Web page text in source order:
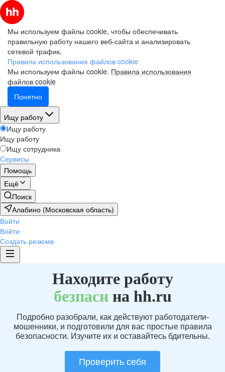
Мы используем файлы cookie, чтобы обеспечивать
правильную работу нашего веб-сайта и анализировать
сетевой трафик.
Правила использования файлов cookie
Мы используем файлы cookie. Правила использования
файлов cookie
Понятно
Ищу работу
Ищу работу
Ищу работу
Ищу сотрудника
Сервисы
Помощь
Ещё
Поиск
Алабино (Московская область)
Войти
Войти
Создать резюме
Находите работу
безпаснна hh.ru
Подробно разобрали, как действуют работодатели-
мошенники, и подготовили для вас простые правила
безопасности. Изучите их и оставайтесь бдительны.
Проверить себя